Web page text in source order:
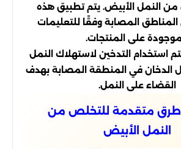
النمل الأبيض. يتم تطبيق هذه
المناطق المصابة وفقًا للتعليمات
على المنتجات.
استخدام التدخين لاستهلاك النمل
الدخان في المنطقة المصابة بهدف
القضاء على النمل.
طرق متقدمة للتخلص من
النمل الأبيض